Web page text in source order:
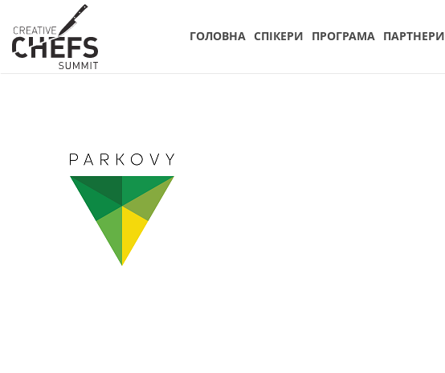
ГОЛОВНА СПIКЕРИ ПРОГРАМА ПАРТНЕРИ